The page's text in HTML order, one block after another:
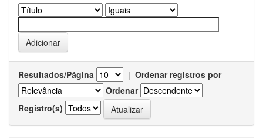
Resultados/Página | Ordenar registros por
Ordenar
Registro(s)